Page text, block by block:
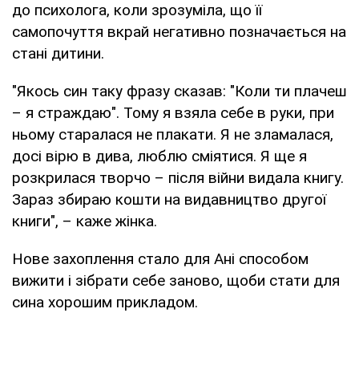
до психолога, коли зрозуміла, що її
самопочуття вкрай негативно позначається на
стані дитини.
"Якось син таку фразу сказав: "Коли ти плачеш
– я страждаю". Тому я взяла себе в руки, при
ньому старалася не плакати. Я не зламалася,
досі вірю в дива, люблю сміятися. Я ще я
розкрилася творчо – після війни видала книгу.
Зараз збираю кошти на видавництво другої
книги", – каже жінка.
Нове захоплення стало для Ані способом
вижити і зібрати себе заново, щоби стати для
сина хорошим прикладом.